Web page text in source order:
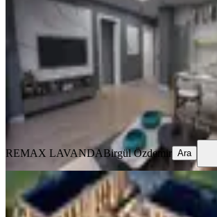
Çorlu, Önerler Mahallesi
1+1
68 m²
5.150.000 ₺
REMAX LAVANDA
REMAX LAVANDABirgül Özdemir Ara
SIFIR BİNA
8
Çorlu Önerler
1+1 Loft Daire